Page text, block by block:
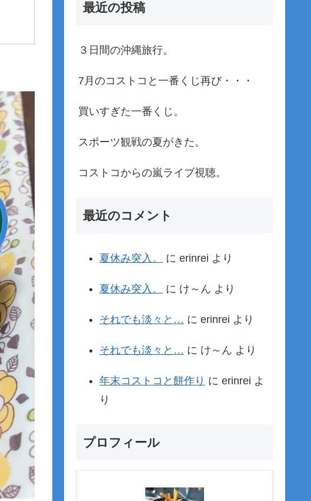
最近の投稿
３日間の沖縄旅行。
7月のコストコと一番くじ再び・・・
買いすぎた一番くじ。
スポーツ観戦の夏がきた。
コストコからの嵐ライブ視聴。
最近のコメント
夏休み突入。 に erinrei より
夏休み突入。 に け～ん より
それでも淡々と… に erinrei より
それでも淡々と… に け～ん より
年末コストコと餅作り に erinrei よ
り
プロフィール